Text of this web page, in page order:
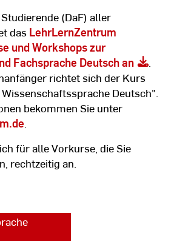
(DaF) aller
das LehrLernZentrum
und Workshops zur
Fachsprache Deutsch an
.
richtet sich der Kurs
Deutsch".
bekommen Sie unter
.
für alle Vorkurse, die Sie
rechtzeitig an.
des
bietet das